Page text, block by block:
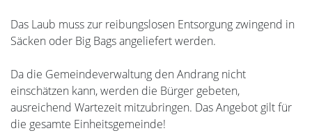
Das Laub muss zur reibungslosen Entsorgung zwingend in
Säcken oder Big Bags angeliefert werden.
Da die Gemeindeverwaltung den Andrang nicht
einschätzen kann, werden die Bürger gebeten,
ausreichend Wartezeit mitzubringen. Das Angebot gilt für
die gesamte Einheitsgemeinde!